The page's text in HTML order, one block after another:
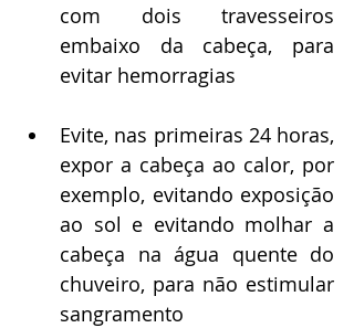
com dois travesseiros
embaixo da cabeça, para
evitar hemorragias
Evite, nas primeiras 24 horas,
expor a cabeça ao calor, por
exemplo, evitando exposição
ao sol e evitando molhar a
cabeça na água quente do
chuveiro, para não estimular
sangramento